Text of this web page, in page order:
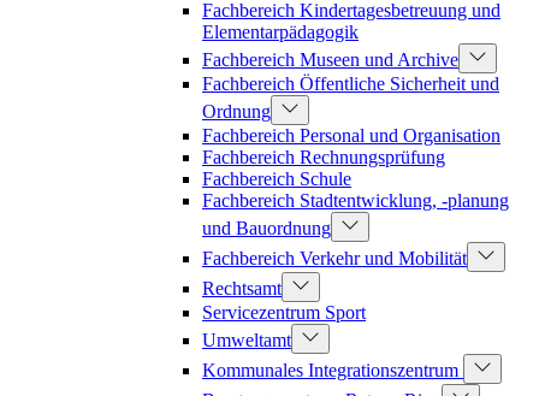
Fachbereich Kindertagesbetreuung und
Elementarpädagogik
Fachbereich Museen und Archive
Fachbereich Öffentliche Sicherheit und
Ordnung
Fachbereich Personal und Organisation
Fachbereich Rechnungsprüfung
Fachbereich Schule
Fachbereich Stadtentwicklung, -planung
und Bauordnung
Fachbereich Verkehr und Mobilität
Rechtsamt
Servicezentrum Sport
Umweltamt
Kommunales Integrationszentrum